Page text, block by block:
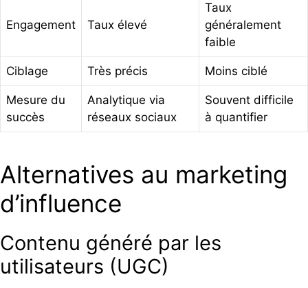
Engagement Taux élevé
Taux
généralement
faible
Ciblage Très précis Moins ciblé
Mesure du
succès
Analytique via
réseaux sociaux
Souvent difficile
à quantifier
Alternatives au marketing
d’influence
Contenu généré par les
utilisateurs (UGC)